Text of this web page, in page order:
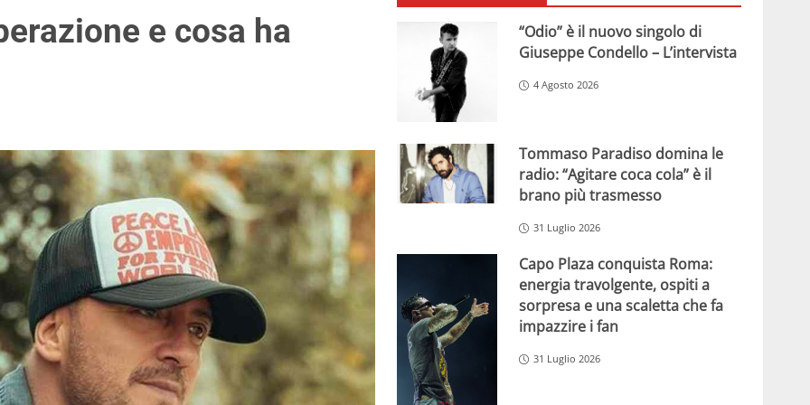
e cosa ha
“Odio” è il nuovo singolo di
Giuseppe Condello – L’intervista
4 Agosto 2026
Tommaso Paradiso domina le
radio: “Agitare coca cola” è il
brano più trasmesso
31 Luglio 2026
Capo Plaza conquista Roma:
energia travolgente, ospiti a
sorpresa e una scaletta che fa
impazzire i fan
31 Luglio 2026